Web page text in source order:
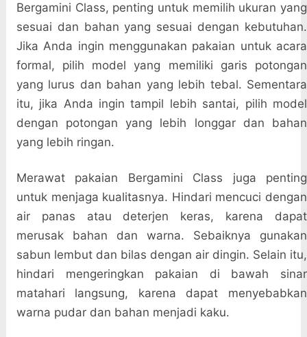
Bergamini Class, penting untuk memilih ukuran yang
sesuai dan bahan yang sesuai dengan kebutuhan.
Jika Anda ingin menggunakan pakaian untuk acara
formal, pilih model yang memiliki garis potongan
yang lurus dan bahan yang lebih tebal. Sementara
itu, jika Anda ingin tampil lebih santai, pilih model
dengan potongan yang lebih longgar dan bahan
yang lebih ringan.
Merawat pakaian Bergamini Class juga penting
untuk menjaga kualitasnya. Hindari mencuci dengan
air panas atau deterjen keras, karena dapat
merusak bahan dan warna. Sebaiknya gunakan
sabun lembut dan bilas dengan air dingin. Selain itu,
hindari mengeringkan pakaian di bawah sinar
matahari langsung, karena dapat menyebabkan
warna pudar dan bahan menjadi kaku.